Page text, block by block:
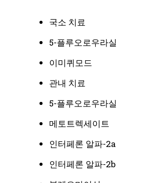
국소 치료
5-플루오로우라실
이미퀴모드
관내 치료
5-플루오로우라실
메토트렉세이트
인터페론 알파-2a
인터페론 알파-2b